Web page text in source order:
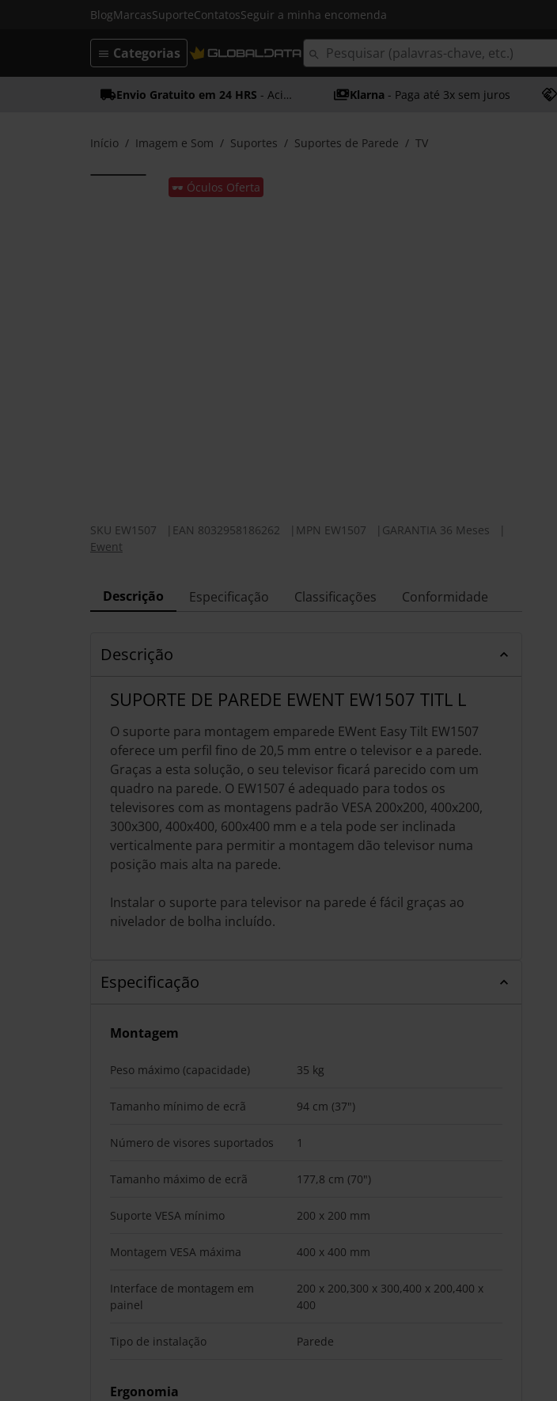
BlogMarcasSuporteContatosSeguir a minha encomenda
Categorias
Envio Gratuito em 24 HRS - Acima dos 50€ Klarna - Paga até 3x sem juros
Início Imagem e Som Suportes Suportes de Parede TV
🕶️ Óculos Oferta
SKU EW1507 EAN 8032958186262 MPN EW1507 GARANTIA 36 Meses
Ewent
Descrição Especificação Classificações Conformidade
Descrição
SUPORTE DE PAREDE EWENT EW1507 TITL L
O suporte para montagem emparede EWent Easy Tilt EW1507
oferece um perfil fino de 20,5 mm entre o televisor e a parede.
Graças a esta solução, o seu televisor ficará parecido com um
quadro na parede. O EW1507 é adequado para todos os
televisores com as montagens padrão VESA 200x200, 400x200,
300x300, 400x400, 600x400 mm e a tela pode ser inclinada
verticalmente para permitir a montagem dão televisor numa
posição mais alta na parede.
Instalar o suporte para televisor na parede é fácil graças ao
nivelador de bolha incluído.
Especificação
Montagem
Peso máximo (capacidade) 35 kg
Tamanho mínimo de ecrã 94 cm (37")
Número de visores suportados 1
Tamanho máximo de ecrã 177,8 cm (70")
Suporte VESA mínimo 200 x 200 mm
Montagem VESA máxima 400 x 400 mm
Interface de montagem em
painel
200 x 200,300 x 300,400 x 200,400 x
400
Tipo de instalação Parede
Ergonomia